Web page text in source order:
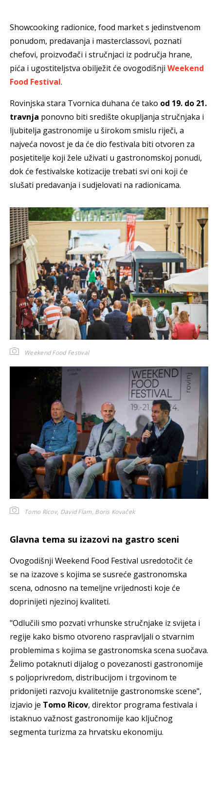
Showcooking radionice, food market s jedinstvenom
ponudom, predavanja i masterclassovi, poznati
chefovi, proizvođači i stručnjaci iz područja hrane,
pića i ugostiteljstva obilježit će ovogodišnji Weekend
Food Festival.
Rovinjska stara Tvornica duhana će tako od 19. do 21.
travnja ponovno biti središte okupljanja stručnjaka i
ljubitelja gastronomije u širokom smislu riječi, a
najveća novost je da će dio festivala biti otvoren za
posjetitelje koji žele uživati u gastronomskoj ponudi,
dok će festivalske kotizacije trebati svi oni koji će
slušati predavanja i sudjelovati na radionicama.
Weekend Food Festival
Tomo Ricov, David Flam, Boris Kovaček
Glavna tema su izazovi na gastro sceni
Ovogodišnji Weekend Food Festival usredotočit će
se na izazove s kojima se susreće gastronomska
scena, odnosno na temeljne vrijednosti koje će
doprinijeti njezinoj kvaliteti.
"Odlučili smo pozvati vrhunske stručnjake iz svijeta i
regije kako bismo otvoreno raspravljali o stvarnim
problemima s kojima se gastronomska scena suočava.
Želimo potaknuti dijalog o povezanosti gastronomije
s poljoprivredom, distribucijom i trgovinom te
pridonijeti razvoju kvalitetnije gastronomske scene",
izjavio je Tomo Ricov, direktor programa festivala i
istaknuo važnost gastronomije kao ključnog
segmenta turizma za hrvatsku ekonomiju.